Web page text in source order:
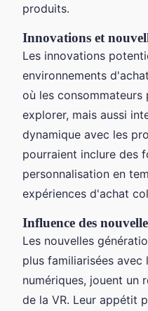
produits.
Innovations et
Les innovations
environnements
où les consommateurs
explorer, mais aussi
dynamique avec les
pourraient inclure des
personnalisation en
expériences d'achat
Influence des
Les nouvelles
plus familiarisées avec
numériques, jouent un
de la VR. Leur appétit